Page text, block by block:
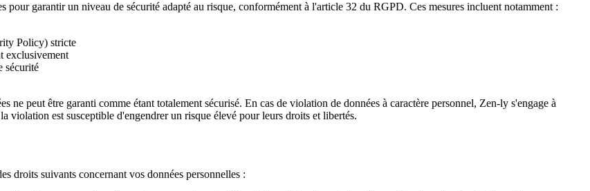
garantir un niveau de sécurité adapté au risque, conformément à l'article 32 du RGPD. Ces mesures incluent notamment :
Policy) stricte
exclusivement
sécurité
ne peut être garanti comme étant totalement sécurisé. En cas de violation de données à caractère personnel, Zen-ly s'engage à
violation est susceptible d'engendrer un risque élevé pour leurs droits et libertés.
droits suivants concernant vos données personnelles :